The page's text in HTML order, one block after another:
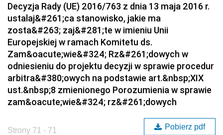
Decyzja Rady (UE) 2016/763 z dnia 13 maja 2016 r.
ustalaj&#261;ca stanowisko, jakie ma
zosta&#263; zaj&#281;te w imieniu Unii
Europejskiej w ramach Komitetu ds.
Zam&oacute;wie&#324; Rz&#261;dowych w
odniesieniu do projektu decyzji w sprawie procedur
arbitra&#380;owych na podstawie art.&nbsp;XIX
ust.&nbsp;8 zmienionego Porozumienia w sprawie
zam&oacute;wie&#324; rz&#261;dowych
Strony 71 - 71 Pobierz pdf